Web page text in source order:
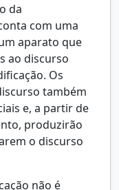
da
com uma
aparato que
ao discurso
Os
também
e, a partir de
produzirão
o discurso
não é